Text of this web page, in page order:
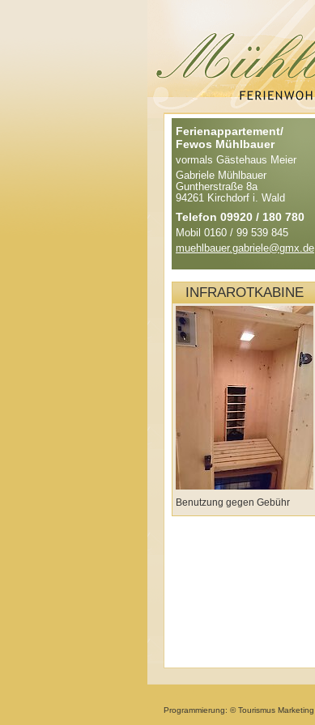
Ferienappartement/
Fewos Mühlbauer
vormals Gästehaus Meier
Gabriele Mühlbauer
Guntherstraße 8a
94261 Kirchdorf i. Wald
Telefon 09920 / 180 780
Mobil 0160 / 99 539 845
muehlbauer.gabriele@gmx.de
INFRAROTKABINE
Benutzung gegen Gebühr
Programmierung: © Tourismus Marketing